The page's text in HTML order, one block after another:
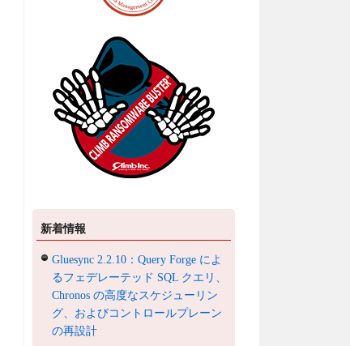
新着情報
Gluesync 2.2.10：Query Forge によ
るフェデレーテッド SQL クエリ、
Chronos の高度なスケジューリン
グ、およびコントロールプレーン
の再設計